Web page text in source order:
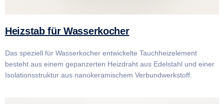
Heizstab für Wasserkocher
Das speziell für Wasserkocher entwickelte Tauchheizelement
besteht aus einem gepanzerten Heizdraht aus Edelstahl und einer
Isolationsstruktur aus nanokeramischem Verbundwerkstoff.